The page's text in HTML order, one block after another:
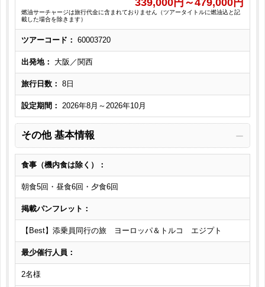
339,000 円～479,000 円
燃油サーチャージは旅行代金に含まれておりません（ツアータイトルに燃油込と記
載した場合を除きます）
ツアーコード： 60003720
出発地： 大阪／関西
旅行日数： 8日
設定期間： 2026年8月～2026年10月
その他 基本情報
食事（機内食は除く）：
朝食5回・昼食6回・夕食6回
掲載パンフレット：
【Best】添乗員同行の旅 ヨーロッパ＆トルコ エジプト
最少催行人員：
2名様